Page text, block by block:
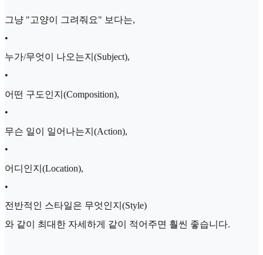
그냥 "고양이 그려줘요" 보다는,
•
누가/무엇이 나오는지(Subject),
•
어떤 구도인지(Composition),
•
무슨 일이 일어나는지(Action),
•
어디인지(Location),
•
전반적인 스타일은 무엇인지(Style)
와 같이 최대한 자세하게 같이 적어주면 훨씬 좋습니다.